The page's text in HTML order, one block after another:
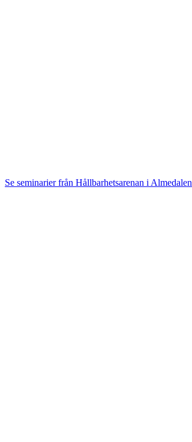
Se seminarier från Hållbarhetsarenan i Almedalen